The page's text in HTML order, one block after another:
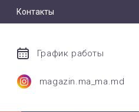
Контакты
График работы
magazin.ma_ma.md